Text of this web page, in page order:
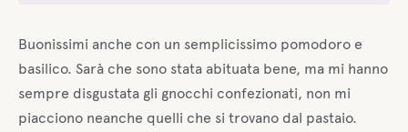
Buonissimi anche con un semplicissimo pomodoro e
basilico. Sarà che sono stata abituata bene, ma mi hanno
sempre disgustata gli gnocchi confezionati, non mi
piacciono neanche quelli che si trovano dal pastaio.